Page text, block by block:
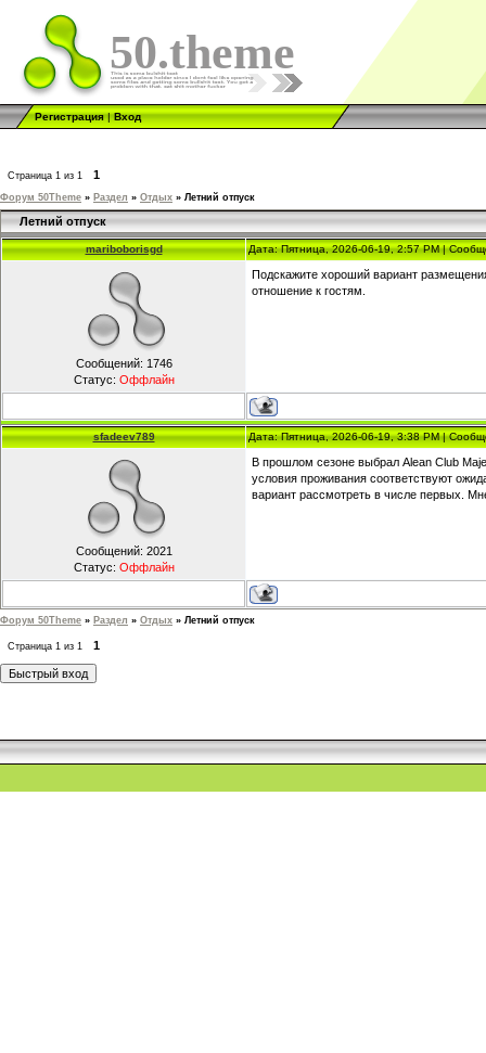
50.theme
Регистрация|Вход
Страница 1 из 1 1
Форум 50Theme » Раздел » Отдых » Летний отпуск
Летний отпуск
mariboborisgd Дата: Пятница, 2026-06-19, 2:57 PM |
Сообщений: 1746
Статус: Оффлайн
Подскажите хороший вариант
отношение к гостям.
sfadeev789 Дата: Пятница, 2026-06-19, 3:38 PM |
Сообщений: 2021
Статус: Оффлайн
В прошлом сезоне выбрал Alean Club
условия проживания соответствуют
вариант рассмотреть в числе первых.
Форум 50Theme » Раздел » Отдых » Летний отпуск
Страница 1 из 1 1